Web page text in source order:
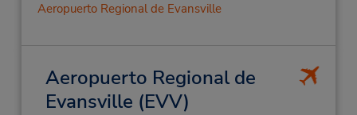
Aeropuerto Regional de Evansville
Aeropuerto Regional de
Evansville (EVV)